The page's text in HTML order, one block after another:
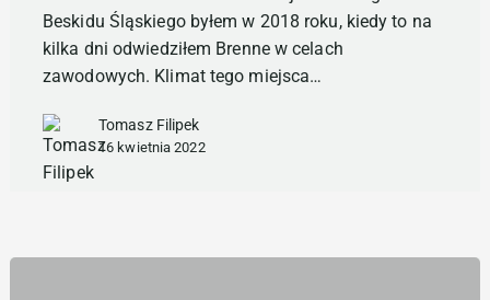
miejscaBeskidu Śląskiego byłem w 2018 roku, kiedy to na
kilka dni odwiedziłem Brenne w celach
zawodowych. Klimat tego miejsca…
Tomasz Filipek
16 kwietnia 2022